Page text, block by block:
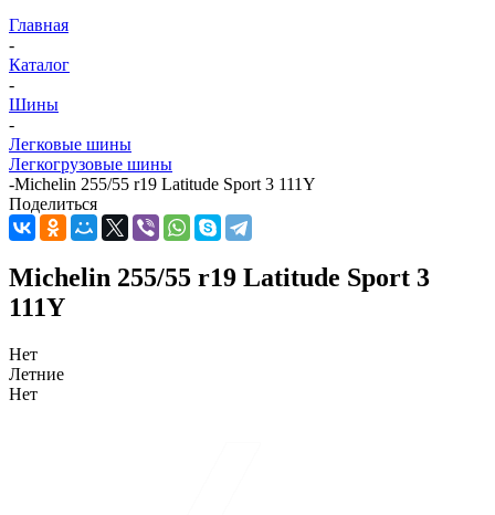
Главная
-
Каталог
-
Шины
-
Легковые шины
Легкогрузовые шины
-Michelin 255/55 r19 Latitude Sport 3 111Y
Поделиться
Michelin 255/55 r19 Latitude Sport 3
111Y
Нет
Летние
Нет